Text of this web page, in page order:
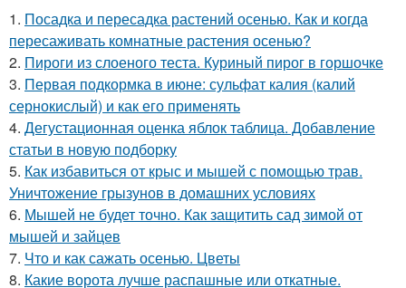
1. Посадка и пересадка растений осенью. Как и когда
пересаживать комнатные растения осенью?
2. Пироги из слоеного теста. Куриный пирог в горшочке
3. Первая подкормка в июне: сульфат калия (калий
сернокислый) и как его применять
4. Дегустационная оценка яблок таблица. Добавление
статьи в новую подборку
5. Как избавиться от крыс и мышей с помощью трав.
Уничтожение грызунов в домашних условиях
6. Мышей не будет точно. Как защитить сад зимой от
мышей и зайцев
7. Что и как сажать осенью. Цветы
8. Какие ворота лучше распашные или откатные.